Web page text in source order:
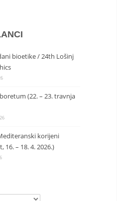
bioetike / 24th Lošinj
(22. – 23. travnja
korijeni
16. – 18. 4. 2026.)